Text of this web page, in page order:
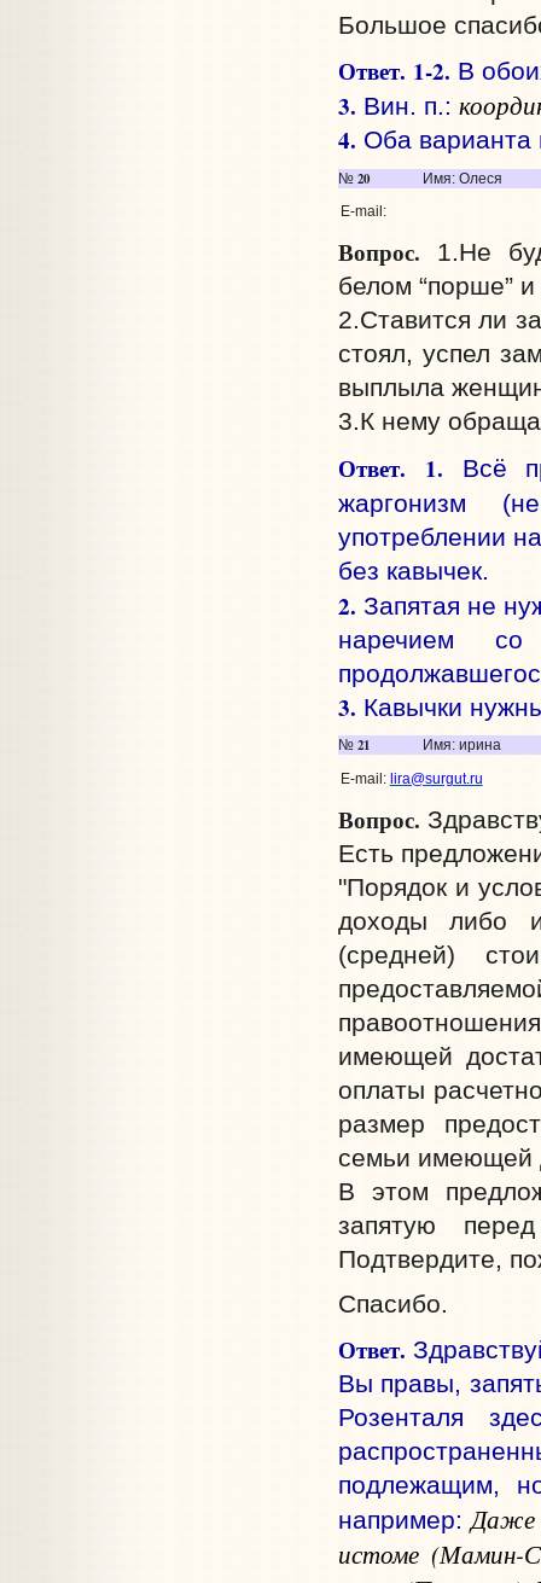
Большое
Ответ. 1-2. В
3. Вин. п.:
4. Оба
№20
Имя: Олеся
E-mail:
Вопрос. 1.Не
белом “порше”
2.Ставится ли
стоял, успел
выплыла
3.К нему
Ответ. 1. Всё
жаргонизм
употреблении
без кавычек.
2. Запятая не
наречием
3. Кавычки
№21
Имя: ирина
E-mail: lira@surgut.ru
Вопрос.
Есть
"Порядок и
доходы либо
(средней)
имеющей
оплаты
размер
семьи имеющей
В этом
запятую
Подтвердите,
Спасибо.
Ответ.
Вы правы,
Розенталя
подлежащим,
например: Даже
истоме(Мамин-